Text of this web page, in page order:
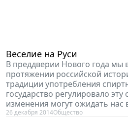
Веселие на Руси
В преддверии Нового года мы
протяжении российской
традиции употребления
государство регулировало эту
изменения могут ожидать нас
26 декабря 2014Общество